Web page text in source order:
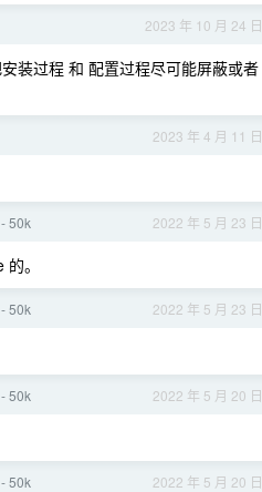
2023 年 10 月 24 日
装过程 和 配置过程尽可能屏蔽或者
2023 年 4 月 11 日
2022 年 5 月 23 日
50k
。
2022 年 5 月 23 日
50k
2022 年 5 月 20 日
50k
2022 年 5 月 20 日
50k